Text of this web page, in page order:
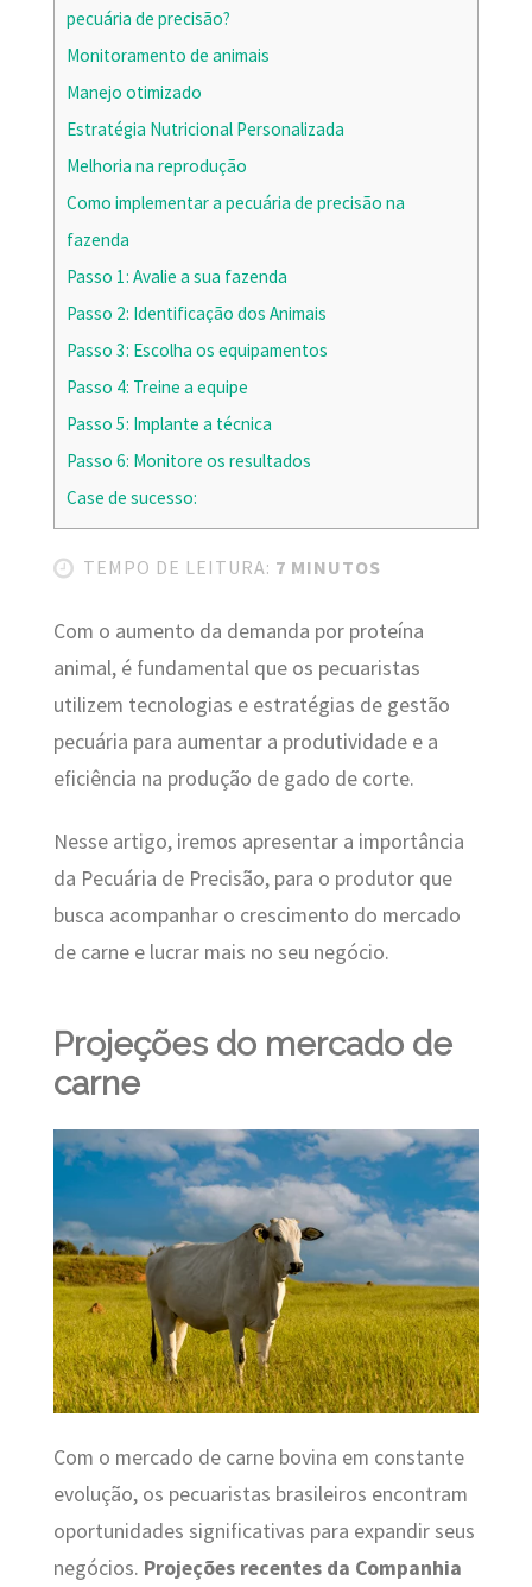
pecuária de precisão?
Monitoramento de animais
Manejo otimizado
Estratégia Nutricional Personalizada
Melhoria na reprodução
Como implementar a pecuária de precisão na
fazenda
Passo 1: Avalie a sua fazenda
Passo 2: Identificação dos Animais
Passo 3: Escolha os equipamentos
Passo 4: Treine a equipe
Passo 5: Implante a técnica
Passo 6: Monitore os resultados
Case de sucesso:
TEMPO DE LEITURA: 7 MINUTOS
Com o aumento da demanda por proteína
animal, é fundamental que os pecuaristas
utilizem tecnologias e estratégias de gestão
pecuária para aumentar a produtividade e a
eficiência na produção de gado de corte.
Nesse artigo, iremos apresentar a importância
da Pecuária de Precisão, para o produtor que
busca acompanhar o crescimento do mercado
de carne e lucrar mais no seu negócio.
Projeções do mercado de
carne
Com o mercado de carne bovina em constante
evolução, os pecuaristas brasileiros encontram
oportunidades significativas para expandir seus
negócios. Projeções recentes da Companhia